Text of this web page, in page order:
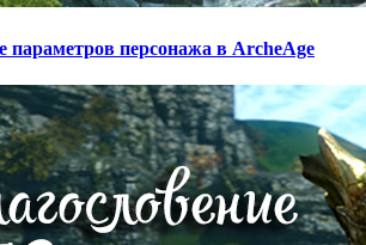
параметров персонажа в ArcheAge